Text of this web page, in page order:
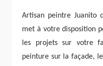
Artisan peintre Juanito
met à votre disposition
les projets sur votre
peinture sur la façade,